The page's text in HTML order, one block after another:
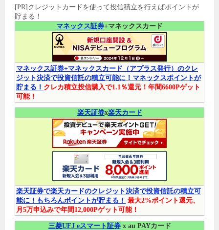
[PR]クレジットカードを使って投信積立を行えばポイントが
貯まる！
マネックス証券+マネックスカード
マネックス証券+マネックスカード（アプラス発行）のクレ
ジット決済で投資信託の積立可能に！マネックスポイントが
貯まる！ クレカ積立投信購入で1.1％還元！年間6600Pゲット
可能！
楽天証券x楽天カード
楽天証券で楽天カードのクレジット決済で投資信託の積立可
能に！もちろんポイントが貯まる！ 最大2%ポイント還元、
月5万申込みで年間12,000Pゲット可能！
三菱UFJ eスマート証券x au PAYカード